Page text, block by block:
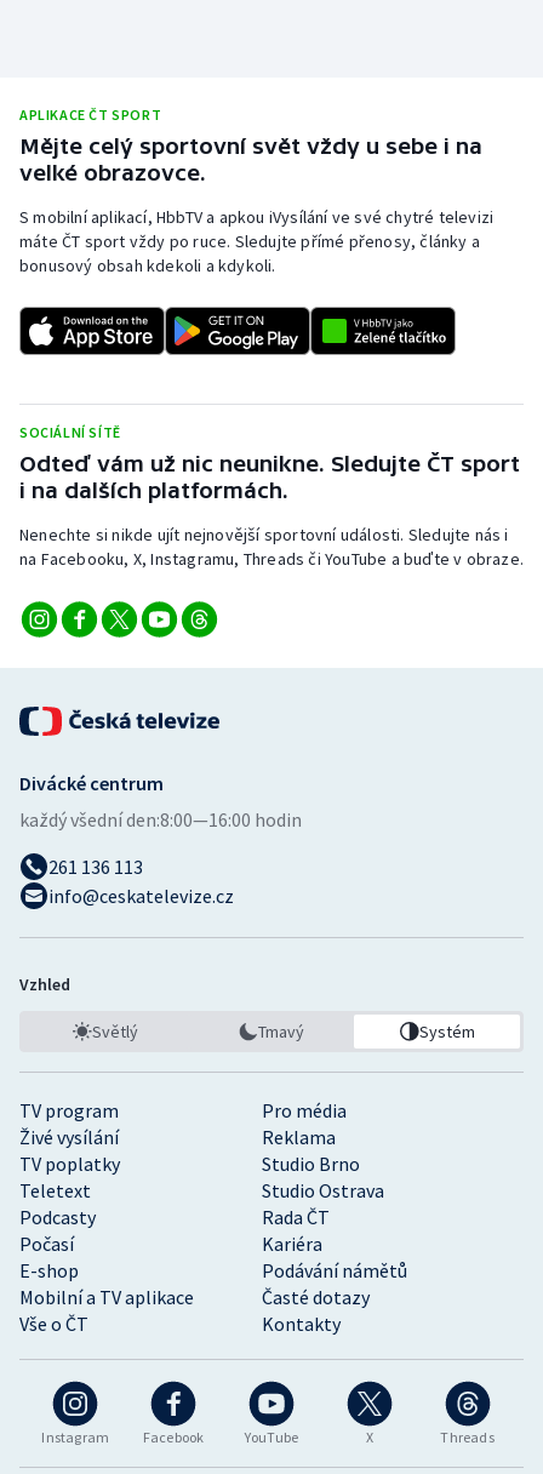
APLIKACE ČT SPORT
Mějte celý sportovní svět vždy u sebe i na
velké obrazovce.
S mobilní aplikací, HbbTV a apkou iVysílání ve své chytré televizi
máte ČT sport vždy po ruce. Sledujte přímé přenosy, články a
bonusový obsah kdekoli a kdykoli.
SOCIÁLNÍ SÍTĚ
Odteď vám už nic neunikne. Sledujte ČT sport
i na dalších platformách.
Nenechte si nikde ujít nejnovější sportovní události. Sledujte nás i
na Facebooku, X, Instagramu, Threads či YouTube a buďte v obraze.
Instagram Facebook YouTube X Threads
TV program
Pro média
Živé vysílání
Reklama
TV poplatky
Studio Brno
Teletext
Studio Ostrava
Podcasty
Rada ČT
Počasí
Kariéra
E-shop
Podávání námětů
Mobilní a TV aplikace
Časté dotazy
Vše o ČT
Kontakty
Divácké centrum
každý všední den:8:00—16:00 hodin
261 136 113
info@ceskatelevize.cz
Vzhled
Světlý Tmavý Systém